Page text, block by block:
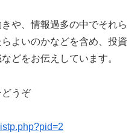
や、情報過多の中でそれら
よいのかなどを含め、投資
どをお伝えしています。
うぞ